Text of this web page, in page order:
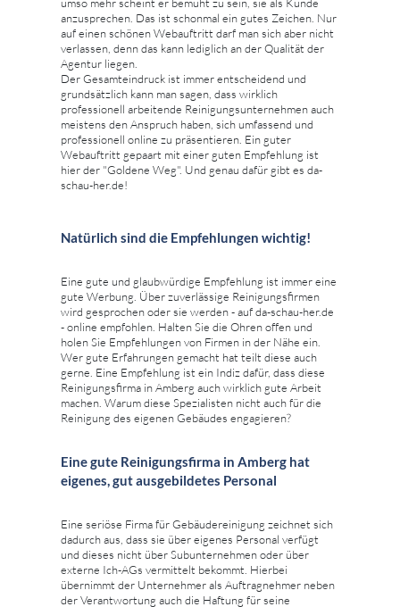
anzusprechen. Das ist schonmal ein gutes Zeichen. Nur
auf einen schönen Webauftritt darf man sich aber nicht
verlassen, denn das kann lediglich an der Qualität der
Agentur liegen.
Der Gesamteindruck ist immer entscheidend und
grundsätzlich kann man sagen, dass wirklich
professionell arbeitende Reinigungsunternehmen auch
meistens den Anspruch haben, sich umfassend und
professionell online zu präsentieren. Ein guter
Webauftritt gepaart mit einer guten Empfehlung ist
hier der "Goldene Weg". Und genau dafür gibt es da-
schau-her.de!
Natürlich sind die Empfehlungen wichtig!
Eine gute und glaubwürdige Empfehlung ist immer eine
gute Werbung. Über zuverlässige Reinigungsfirmen
wird gesprochen oder sie werden - auf da-schau-her.de
- online empfohlen. Halten Sie die Ohren offen und
holen Sie Empfehlungen von Firmen in der Nähe ein.
Wer gute Erfahrungen gemacht hat teilt diese auch
gerne. Eine Empfehlung ist ein Indiz dafür, dass diese
Reinigungsfirma in Amberg auch wirklich gute Arbeit
machen. Warum diese Spezialisten nicht auch für die
Reinigung des eigenen Gebäudes engagieren?
Eine gute Reinigungsfirma in Amberg hat
eigenes, gut ausgebildetes Personal
Eine seriöse Firma für Gebäudereinigung zeichnet sich
dadurch aus, dass sie über eigenes Personal verfügt
und dieses nicht über Subunternehmen oder über
externe Ich-AGs vermittelt bekommt. Hierbei
übernimmt der Unternehmer als Auftragnehmer neben
der Verantwortung auch die Haftung für seine